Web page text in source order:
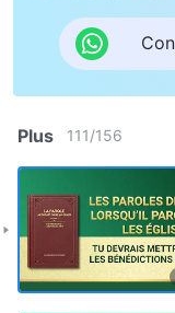
Plus 111/156